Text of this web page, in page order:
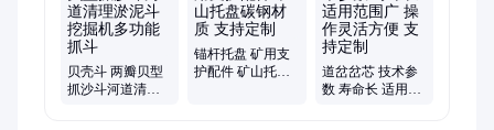
种植机、四轮驱动、液压锚机、电动四轮、液压绞车、技术参数
贝壳斗 两瓣贝型
抓沙斗河道清理
锚杆托盘 矿用支
护配件 矿山托盘
道岔岔芯 技术参
数 寿命长 适用范